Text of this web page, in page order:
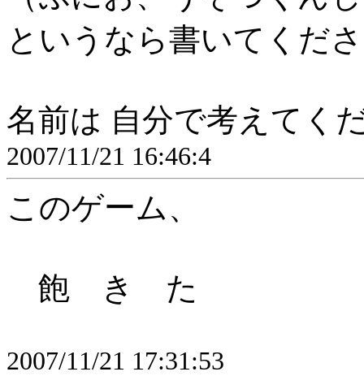
というなら書いてくだ
名前は 自分で考えてく
2007/11/21 16:46:4
このゲーム、
飽 き た
2007/11/21 17:31:53